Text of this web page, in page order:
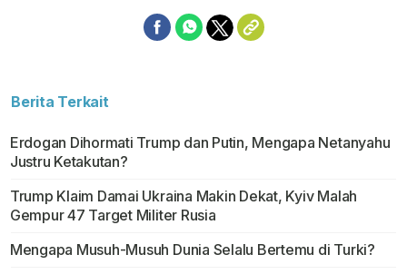
Berita Terkait
Erdogan Dihormati Trump dan Putin, Mengapa Netanyahu
Justru Ketakutan?
Trump Klaim Damai Ukraina Makin Dekat, Kyiv Malah
Gempur 47 Target Militer Rusia
Mengapa Musuh-Musuh Dunia Selalu Bertemu di Turki?